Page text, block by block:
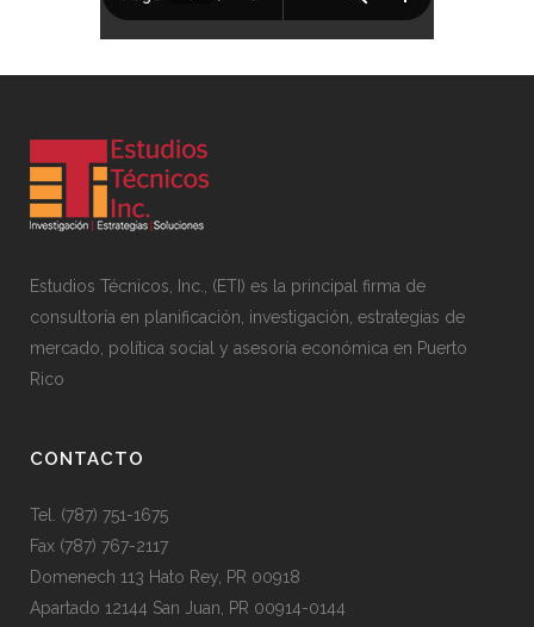
Estudios Técnicos, Inc., (ETI) es la principal firma de
consultoría en planificación, investigación, estrategias de
mercado, política social y asesoría económica en Puerto
Rico
CONTACTO
Tel. (787) 751-1675
Fax (787) 767-2117
Domenech 113 Hato Rey, PR 00918
Apartado 12144 San Juan, PR 00914-0144